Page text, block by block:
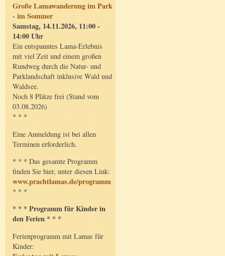
Große Lamawanderung im Park
- im Sommer
Samstag, 14.11.2026, 11:00 -
14:00 Uhr
Ein entspanntes Lama-Erlebnis
mit viel Zeit und einem großen
Rundweg durch die Natur- und
Parklandschaft inklusive Wald und
Waldsee.
Noch 8 Plätze frei (Stand vom
03.08.2026)
* * *
Eine Anmeldung ist bei allen
Terminen erforderlich.
* * * Das gesamte Programm
finden Sie hier, unter diesen Link:
www.prachtlamas.de/programm
* * *
* * * Programm für Kinder in
den Ferien * * *
Ferienprogramm mit Lamas für
Kinder: